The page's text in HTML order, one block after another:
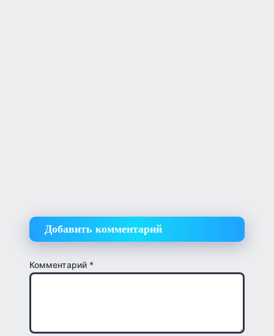
Добавить комментарий
Комментарий *